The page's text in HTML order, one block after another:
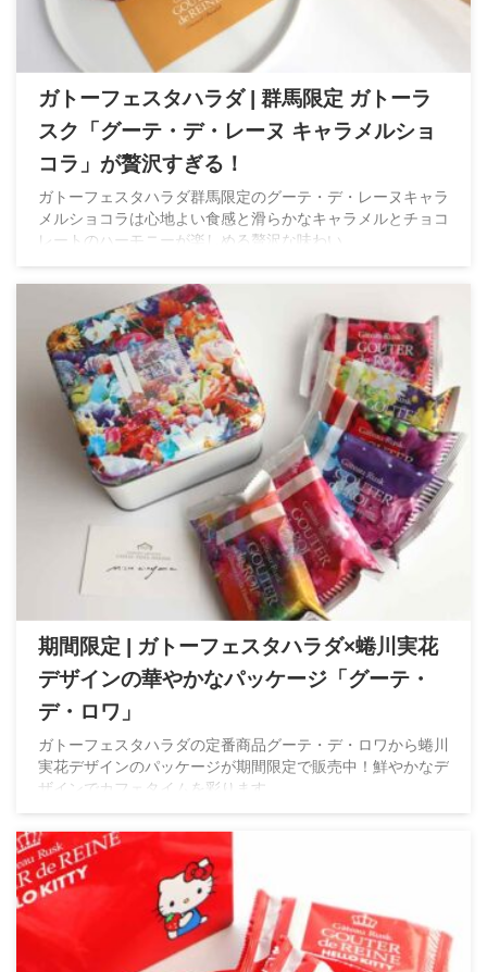
ガトーフェスタハラダ | 群馬限定 ガトーラ
スク「グーテ・デ・レーヌ キャラメルショ
コラ」が贅沢すぎる！
ガトーフェスタハラダ群馬限定のグーテ・デ・レーヌキャラ
メルショコラは心地よい食感と滑らかなキャラメルとチョコ
レートのハーモニーが楽しめる贅沢な味わい
期間限定 | ガトーフェスタハラダ×蜷川実花
デザインの華やかなパッケージ「グーテ・
デ・ロワ」
ガトーフェスタハラダの定番商品グーテ・デ・ロワから蜷川
実花デザインのパッケージが期間限定で販売中！鮮やかなデ
ザインでカフェタイムを彩ります